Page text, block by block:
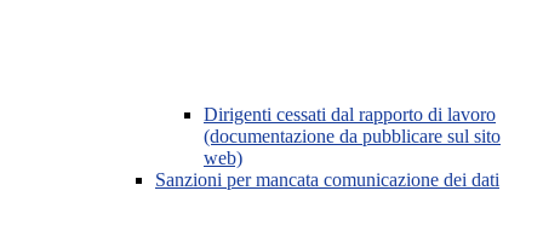
Dirigenti cessati dal rapporto di lavoro
(documentazione da pubblicare sul sito
web)
Sanzioni per mancata comunicazione dei dati